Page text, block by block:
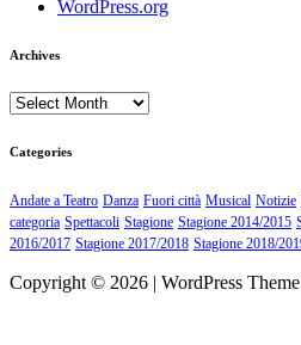
WordPress.org
Archives
Archives
Categories
Andate a Teatro Danza Fuori città Musical Notizie
categoria Spettacoli Stagione Stagione 2014/2015
2016/2017 Stagione 2017/2018 Stagione 2018/
Copyright © 2026 | WordPress